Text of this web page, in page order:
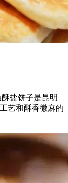
盐饼子是昆明
艺和酥香微麻的